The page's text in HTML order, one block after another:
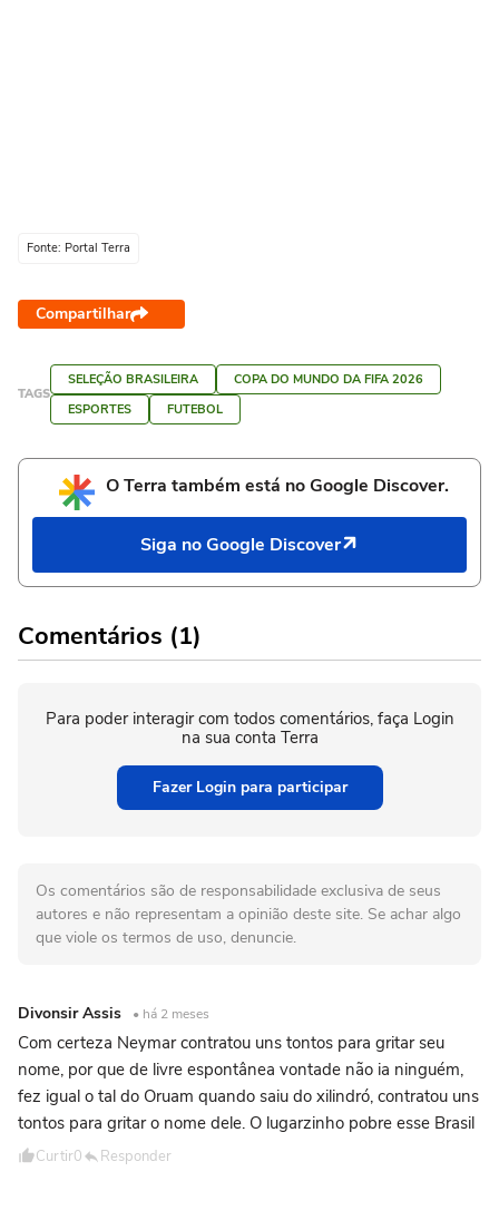
Fonte: Portal Terra
Compartilhar
TAGS
SELEÇÃO BRASILEIRA
COPA DO MUNDO DA FIFA 2026
ESPORTES
FUTEBOL
O Terra também está no Google Discover.
Siga no Google Discover
Comentários (1)
Para poder interagir com todos comentários, faça Login
na sua conta Terra
Fazer Login para participar
Os comentários são de responsabilidade exclusiva de seus
autores e não representam a opinião deste site. Se achar algo
que viole os termos de uso, denuncie.
Divonsir Assis • há 2 meses
Com certeza Neymar contratou uns tontos para gritar seu
nome, por que de livre espontânea vontade não ia ninguém,
fez igual o tal do Oruam quando saiu do xilindró, contratou uns
tontos para gritar o nome dele. O lugarzinho pobre esse Brasil
Curtir0 Responder